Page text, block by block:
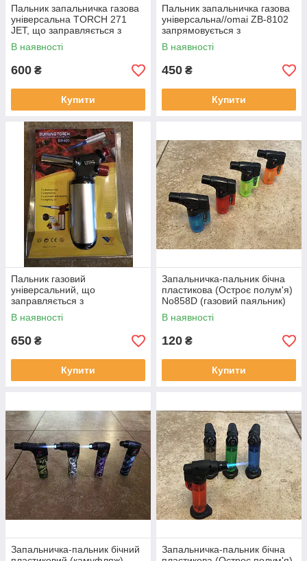
Пальник запальничка газова
універсальна TORCH 271
JET, що заправляється з
п'єзопідпалом (виробництво
Китай)
В наявності
600 ₴
Купити
Пальник запальничка газова
універсальна//omai ZB-8102
запрямовується з
п'єзопідпалом (виробництво
Китай)
В наявності
450 ₴
Купити
Пальник газовий
універсальний, що
заправляється з
п'єзопідпалювачем TORCH-
400 (виробництва Китай)
В наявності
650 ₴
Купити
Запальничка-пальник бічна
пластикова (Остроє полум'я)
No858D (газовий паяльник)
заправляється, CHINA
В наявності
120 ₴
Купити
Запальничка-пальник бічний
Запальничка-пальник бічна